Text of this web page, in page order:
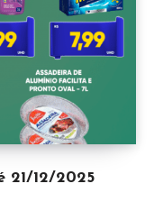
21/12/2025